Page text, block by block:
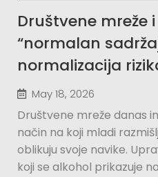
Društvene mreže
“normalan
normalizacija
May 18, 2026
Društvene mreže danas
način na koji mladi
oblikuju svoje navike.
koji se alkohol prikazuje